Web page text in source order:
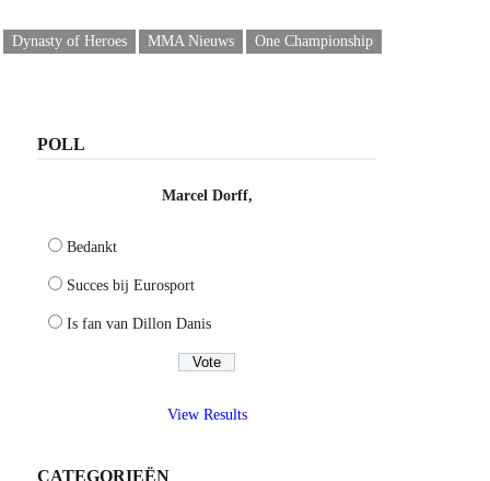
Dynasty of Heroes MMA Nieuws One Championship
POLL
Marcel Dorff,
Bedankt
Succes bij Eurosport
Is fan van Dillon Danis
View Results
CATEGORIEËN